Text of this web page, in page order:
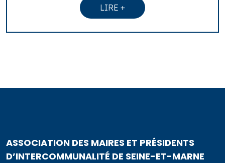
LIRE +
ASSOCIATION DES MAIRES ET PRÉSIDENTS
D’INTERCOMMUNALITÉ DE SEINE-ET-MARNE